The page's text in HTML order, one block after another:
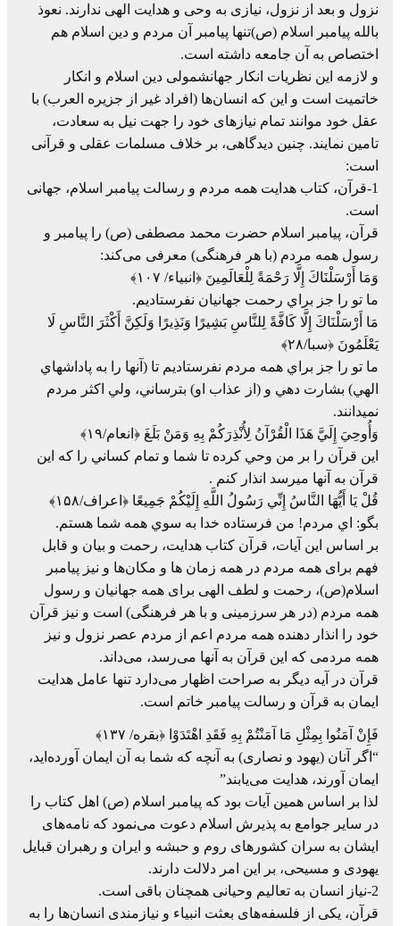
نزول و بعد از نزول، نیازی به وحی و هدایت الهی ندارند. نعوذ
بالله پیامبر اسلام (ص)تنها پیامبر آن مردم و دین اسلام هم
اختصاص به آن جامعه داشته است.
و لازمه این نظریات انکار جهانشمولی دین اسلام و انکار
خاتمیت است و این که انسان‌ها (افراد غیر از جزیره العرب) با
عقل خود موانند تمام نیازهای خود را جهت نیل به سعادت،
تامین نمایند. چنین دیدگاهی، بر خلاف مسلمات عقلی و قرآنی
است:
1-قرآن، کتاب هدایت همه مردم و رسالت پیامبر اسلام، جهانی
است.
قرآن، پیامبر اسلام حضرت محمد مصطفی (ص) را پیامبر و
رسول همه مردم (با هر فرهنگی) معرفی می‌کند:
وَمَا أَرْسَلْنَاكَ إِلَّا رَحْمَةً لِلْعَالَمِينَ ﴿انبیاء/ ۱۰۷﴾
ما تو را جز براي رحمت جهانيان نفرستاديم.
مَا أَرْسَلْنَاكَ إِلَّا كَافَّةً لِلنَّاسِ بَشِيرًا وَنَذِيرًا وَلَكِنَّ أَكْثَرَ النَّاسِ لَا
يَعْلَمُونَ ﴿سبا/۲۸﴾
ما تو را جز براي همه مردم نفرستاديم تا (آنها را به پاداشهاي
الهي) بشارت دهي و (از عذاب او) بترساني، ولي اكثر مردم
نميدانند.
وَأُوحِيَ إِلَيَّ هَذَا الْقُرْآنُ لِأُنْذِرَكُمْ بِهِ وَمَنْ بَلَغَ ﴿انعام/۱۹﴾
اين قرآن را بر من وحي كرده تا شما و تمام كساني را كه اين
قرآن به آنها ميرسد انذار كنم .
قُلْ يَا أَيُّهَا النَّاسُ إِنِّي رَسُولُ اللَّهِ إِلَيْكُمْ جَمِيعًا ﴿اعراف/۱۵۸﴾
بگو: اي مردم! من فرستاده خدا به سوي همه شما هستم.
بر اساس این آیات، قرآن کتاب هدایت، رحمت و بیان و قابل
فهم برای همه مردم در همه زمان ها و مکان‌ها و نیز پیامبر
اسلام(ص)، رحمت و لطف الهی برای همه جهانیان و رسول
همه مردم (در هر سرزمینی و با هر فرهنگی) است و نیز قرآن
خود را انذار دهنده همه مردم اعم از مردم عصر نزول و نیز
همه مردمی که این قرآن به آنها می‌رسد، می‌داند.
قرآن در آیه دیگر به صراحت اظهار می‌دارد تنها عامل هدایت
ایمان به قرآن و رسالت پیامبر خاتم است.
فَإِنْ آمَنُوا بِمِثْلِ مَا آمَنْتُمْ بِهِ فَقَدِ اهْتَدَوْا ﴿بقره/ ۱۳۷﴾
“اگر آنان (یهود و نصاری) به آنچه که شما به آن ایمان آورده‌اید،
ایمان آورند، هدایت می‌یابند”
لذا بر اساس همین آیات بود که پیامبر اسلام (ص) اهل کتاب را
در سایر جوامع به پذیرش اسلام دعوت می‌نمود که نامه‌های
ایشان به سران کشورهای روم و حبشه و ایران و رهبران قبایل
یهودی و مسیحی، بر این امر دلالت دارند.
2-نیاز انسان به تعالیم وحیانی همچنان باقی است.
قرآن، یکی از فلسفه‌های بعثت انبیاء و نیازمندی انسان‌ها را به